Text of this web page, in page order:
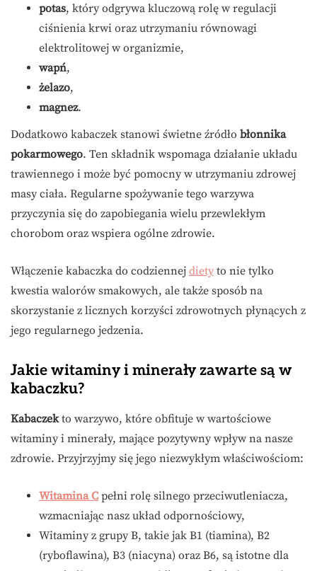
potas, który odgrywa kluczową rolę w regulacji
ciśnienia krwi oraz utrzymaniu równowagi
elektrolitowej w organizmie,
wapń,
żelazo,
magnez.
Dodatkowo kabaczek stanowi świetne źródło błonnika
pokarmowego. Ten składnik wspomaga działanie układu
trawiennego i może być pomocny w utrzymaniu zdrowej
masy ciała. Regularne spożywanie tego warzywa
przyczynia się do zapobiegania wielu przewlekłym
chorobom oraz wspiera ogólne zdrowie.
Włączenie kabaczka do codziennej diety to nie tylko
kwestia walorów smakowych, ale także sposób na
skorzystanie z licznych korzyści zdrowotnych płynących z
jego regularnego jedzenia.
Jakie witaminy i minerały zawarte są w
kabaczku?
Kabaczekto warzywo, które obfituje w wartościowe
witaminy i minerały, mające pozytywny wpływ na nasze
zdrowie. Przyjrzyjmy się jego niezwykłym właściwościom:
Witamina C pełni rolę silnego przeciwutleniacza,
wzmacniając nasz układ odpornościowy,
Witaminy z grupy B, takie jak B1 (tiamina), B2
(ryboflawina), B3 (niacyna) oraz B6, są istotne dla